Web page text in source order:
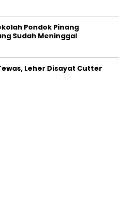
Pondok Pinang
Sudah Meninggal
Leher Disayat Cutter